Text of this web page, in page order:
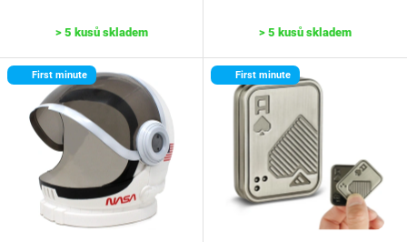
> 5 kusů skladem > 5 kusů skladem
First minute First minute